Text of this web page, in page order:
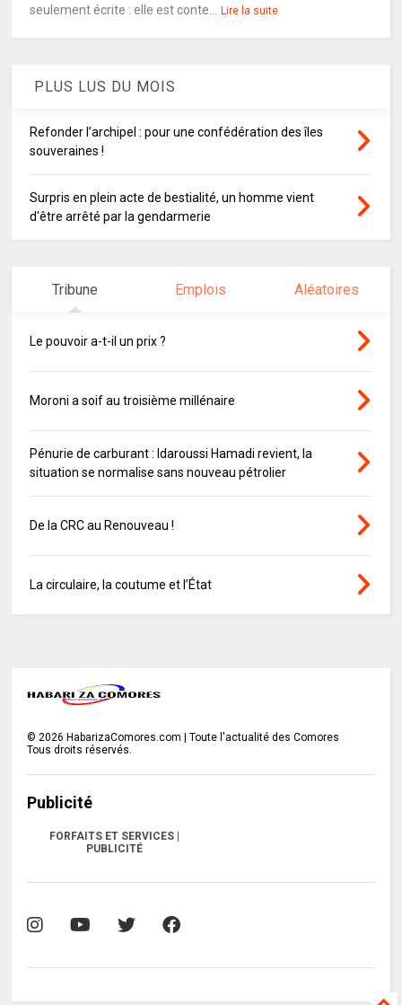
seulement écrite : elle est conte...
Lire la suite
PLUS LUS DU MOIS
Refonder l’archipel : pour une confédération des îles
souveraines !
Surpris en plein acte de bestialité, un homme vient
d'être arrêté par la gendarmerie
Tribune Emplois Aléatoires
Le pouvoir a-t-il un prix ?
Moroni a soif au troisième millénaire
Pénurie de carburant : Idaroussi Hamadi revient, la
situation se normalise sans nouveau pétrolier
De la CRC au Renouveau !
La circulaire, la coutume et l’État
© 2026 HabarizaComores.com | Toute l'actualité des Comores
Tous droits réservés.
Publicité
FORFAITS ET SERVICES |
PUBLICITÉ